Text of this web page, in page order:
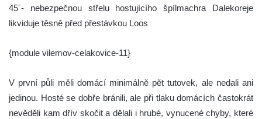
45´- nebezpečnou střelu hostujícího špílmachra Dalekoreje
likviduje těsně před přestávkou Loos
{module vilemov-celakovice-11}
V první půli měli domácí minimálně pět tutovek, ale nedali ani
jedinou. Hosté se dobře bránili, ale při tlaku domácích častokrát
nevěděli kam dřív skočit a dělali i hrubé, vynucené chyby, které